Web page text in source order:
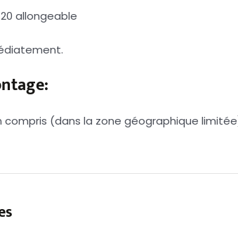
allongeable
compris (dans la zone géographique